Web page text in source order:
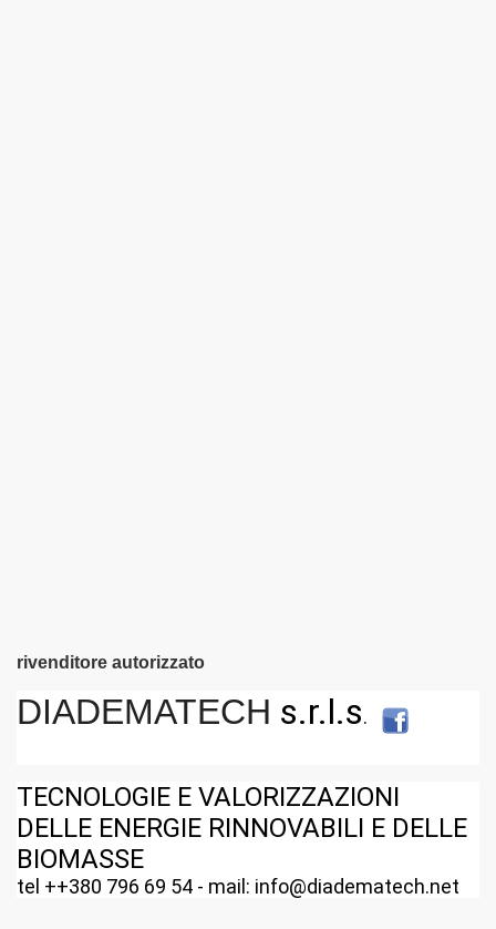
rivenditore autorizzato
DIADEMATECH s.r.l.s.
TECNOLOGIE E VALORIZZAZIONI
DELLE ENERGIE RINNOVABILI E DELLE
BIOMASSE
tel ++380 796 69 54 - mail: info@diadematech.net